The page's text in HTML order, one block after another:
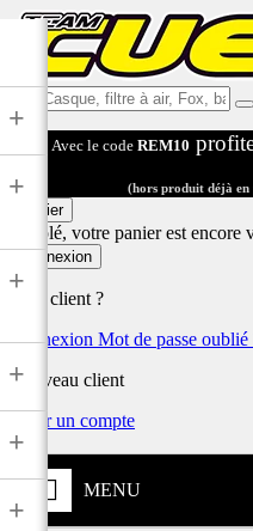
Avec le code REM10
(hors produit déjà en
Panier
Désolé, votre panier est encore
Connexion
Déjà client ?
Connexion Mot de passe oublié
Nouveau client
Créer un compte
MENU
+
+
+
+
+
+